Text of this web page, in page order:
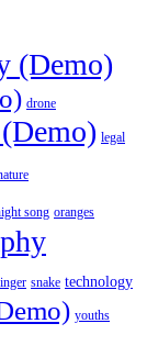
(Demo)
drone
legal
song oranges
snake technology
youths